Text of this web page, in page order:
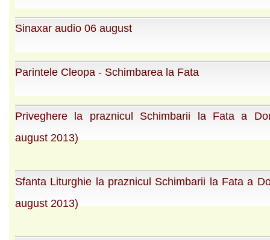
Sinaxar audio 06 august
Parintele Cleopa - Schimbarea la Fata
Priveghere la praznicul Schimbarii la Fata a
august 2013)
Sfanta Liturghie la praznicul Schimbarii la Fata a
august 2013)